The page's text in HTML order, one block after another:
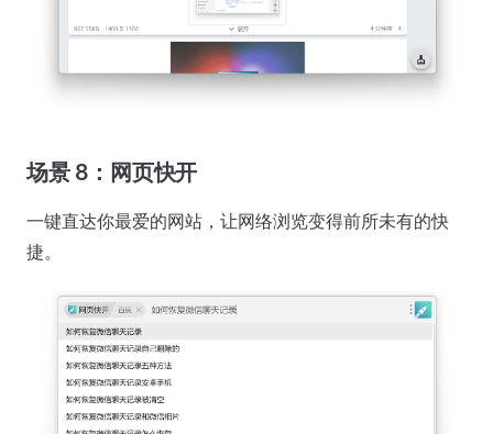
场景 8：网页快开
一键直达你最爱的网站，让网络浏览变得前所未有的快
捷。